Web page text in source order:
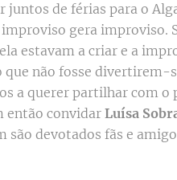
juntos de férias para o
gera improviso.
estavam a criar e a
não fosse divertirem-
a querer partilhar com o
então convidarLuísa
devotados fãs e